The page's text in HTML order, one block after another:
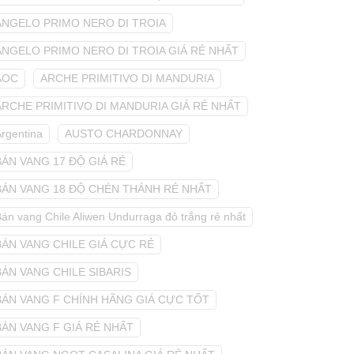
PRIMO NERO DI TROIA
PRIMO NERO DI TROIA GIÁ RẺ NHẤT
ARCHE PRIMITIVO DI MANDURIA
PRIMITIVO DI MANDURIA GIÁ RẺ NHẤT
AUSTO CHARDONNAY
VANG 17 ĐỘ GIÁ RẺ
VANG 18 ĐỘ CHÉN THÁNH RẺ NHẤT
vang Chile Aliwen Undurraga đỏ trắng rẻ nhất
VANG CHILE GIÁ CỰC RẺ
VANG CHILE SIBARIS
VANG F CHÍNH HÃNG GIÁ CỰC TỐT
VANG F GIÁ RẺ NHẤT